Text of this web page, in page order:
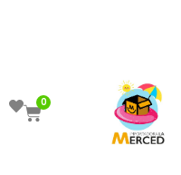
0